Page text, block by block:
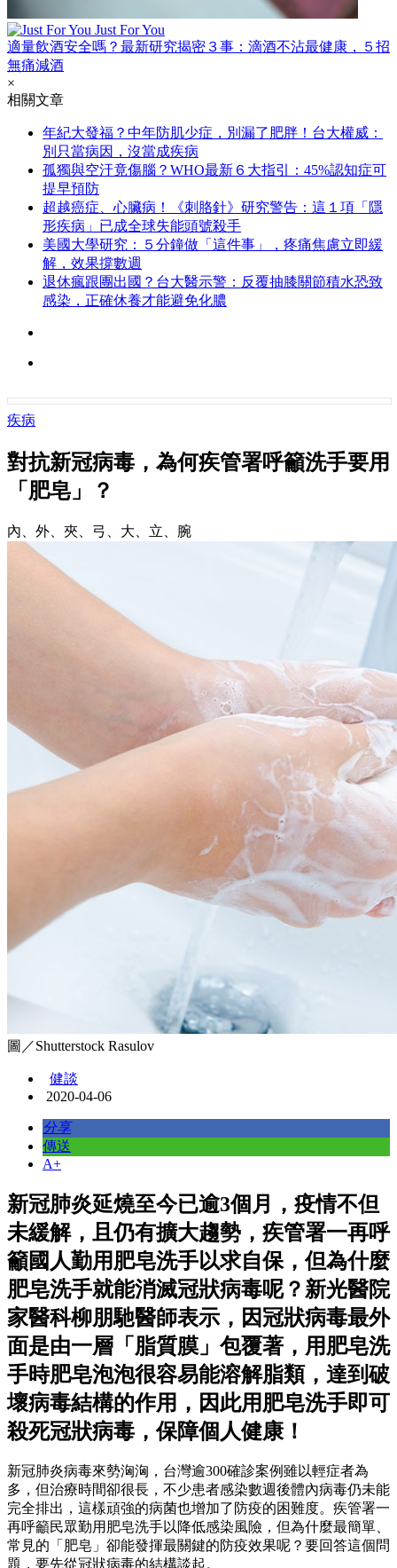
Just For You
適量飲酒安全嗎？最新研究揭密３事：滴酒不沾最健康，５招
無痛減酒
×
相關文章
年紀大發福？中年防肌少症，別漏了肥胖！台大權威：
別只當病因，沒當成疾病
孤獨與空汙竟傷腦？WHO最新６大指引：45%認知症可
提早預防
超越癌症、心臟病！《刺胳針》研究警告：這１項「隱
形疾病」已成全球失能頭號殺手
美國大學研究：５分鐘做「這件事」，疼痛焦慮立即緩
解，效果撐數週
退休瘋跟團出國？台大醫示警：反覆抽膝關節積水恐致
感染，正確休養才能避免化膿
疾病
對抗新冠病毒，為何疾管署呼籲洗手要用
「肥皂」？
內、外、夾、弓、大、立、腕
圖／Shutterstock Rasulov
健談
2020-04-06
分享
傳送
A+
新冠肺炎延燒至今已逾3個月，疫情不但
未緩解，且仍有擴大趨勢，疾管署一再呼
籲國人勤用肥皂洗手以求自保，但為什麼
肥皂洗手就能消滅冠狀病毒呢？新光醫院
家醫科柳朋馳醫師表示，因冠狀病毒最外
面是由一層「脂質膜」包覆著，用肥皂洗
手時肥皂泡泡很容易能溶解脂類，達到破
壞病毒結構的作用，因此用肥皂洗手即可
殺死冠狀病毒，保障個人健康！
新冠肺炎病毒來勢洶洶，台灣逾300確診案例雖以輕症者為
多，但治療時間卻很長，不少患者感染數週後體內病毒仍未能
完全排出，這樣頑強的病菌也增加了防疫的困難度。疾管署一
再呼籲民眾勤用肥皂洗手以降低感染風險，但為什麼最簡單、
常見的「肥皂」卻能發揮最關鍵的防疫效果呢？要回答這個問
題，要先從冠狀病毒的結構談起。